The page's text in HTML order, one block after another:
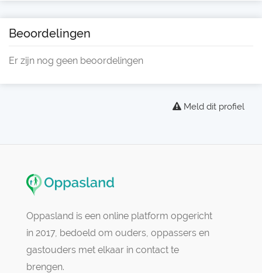
Beoordelingen
Er zijn nog geen beoordelingen
Meld dit profiel
Oppasland is een online platform opgericht
in 2017, bedoeld om ouders, oppassers en
gastouders met elkaar in contact te
brengen.